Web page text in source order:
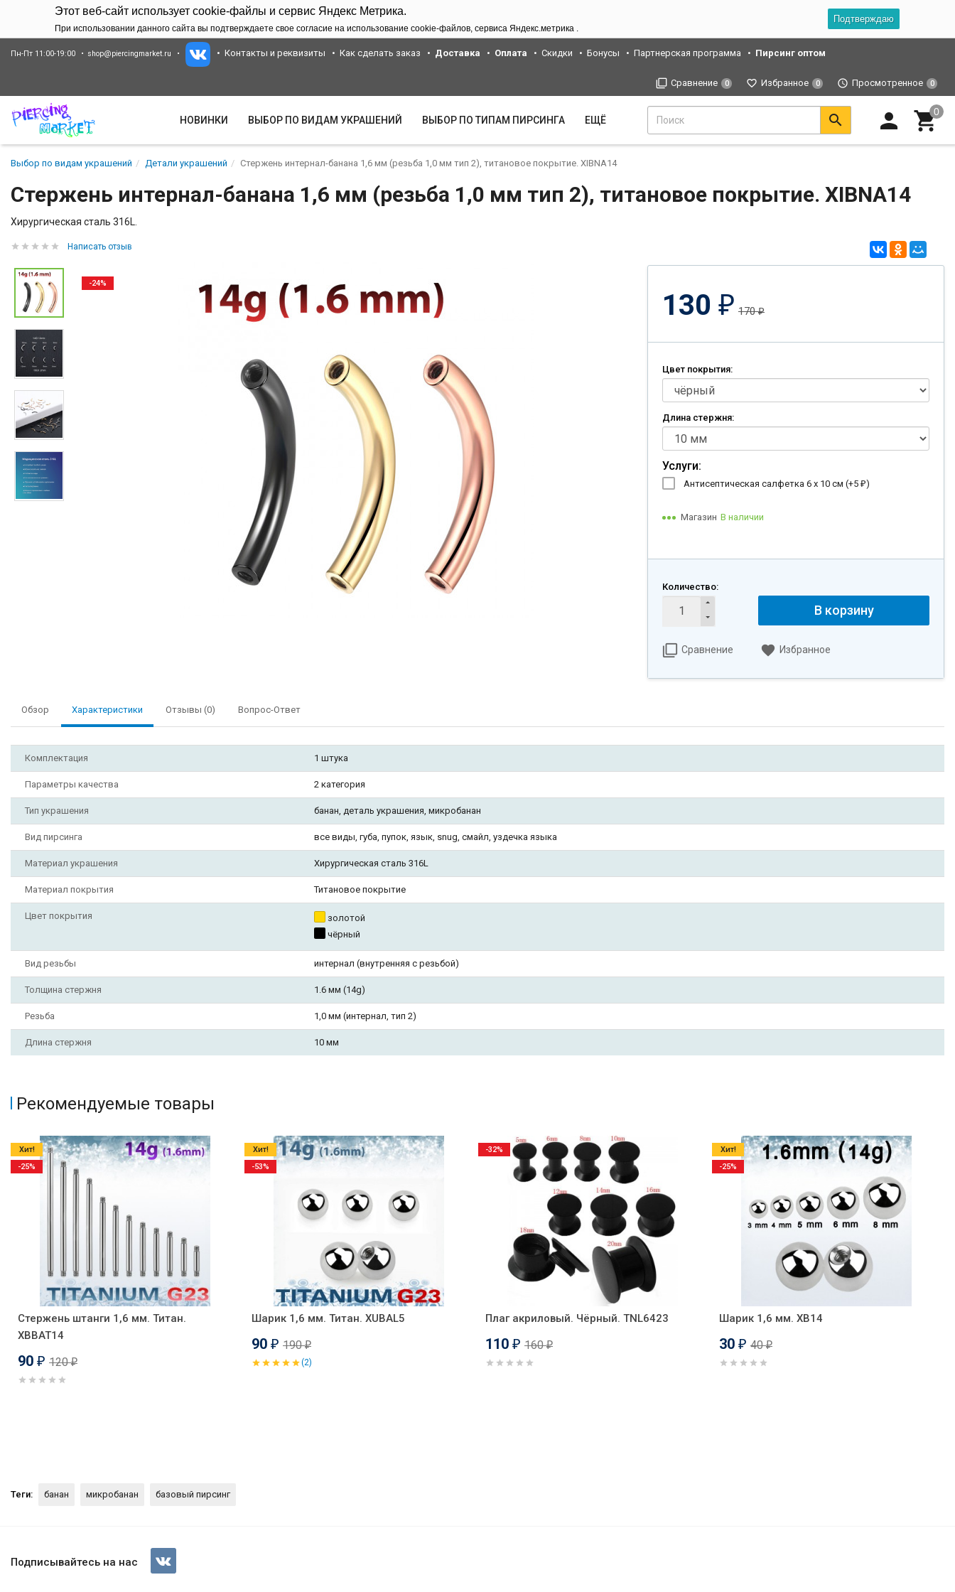
Этот веб-сайт использует cookie-файлы и сервис Яндекс Метрика.
При использовании данного сайта вы подтверждаете свое согласие на использование cookie-файлов, сервиса Яндекс.метрика .
Подтверждаю
Пн-Пт 11:00-19:00 shop@piercingmarket.ru Контакты и реквизиты Как сделать заказ Доставка Оплата Скидки Бонусы Партнерская программа Пирсинг оптом
Сравнение 0 Избранное 0 Просмотренное 0
НОВИНКИ ВЫБОР ПО ВИДАМ УКРАШЕНИЙ ВЫБОР ПО ТИПАМ ПИРСИНГА ЕЩЁ
Выбор по видам украшений Детали украшений Стержень интернал-банана 1,6 мм (резьба 1,0 мм тип 2), титановое покрытие. XIBNA14
Стержень интернал-банана 1,6 мм (резьба 1,0 мм тип 2), титановое покрытие. XIBNA14
Хирургическая сталь 316L.
Написать отзыв
-24%
130 ₽ 170₽
Цвет покрытия:
Длина стержня:
Услуги:
Антисептическая салфетка 6 х 10 см (+5 ₽)
Магазин В наличии
Количество:
В корзину
Сравнение Избранное
Обзор Характеристики Отзывы (0) Вопрос-Ответ
Комплектация 1 штука
Параметры качества 2 категория
Тип украшения банан, деталь украшения, микробанан
Вид пирсинга все виды, губа, пупок, язык, snug, смайл, уздечка языка
Материал украшения Хирургическая сталь 316L
Материал покрытия Титановое покрытие
Цвет покрытия
золотой
чёрный
Вид резьбы интернал (внутренняя с резьбой)
Толщина стержня 1.6 мм (14g)
Резьба 1,0 мм (интернал, тип 2)
Длина стержня 10 мм
Рекомендуемые товары
Стержень штанги 1,6 мм. Титан.
XBBAT14
90 ₽ 120₽
Хит!
-25%
Шарик 1,6 мм. Титан. XUBAL5
90 ₽ 190₽
(2)
Хит!
-53%
Плаг акриловый. Чёрный. TNL6423
110 ₽ 160₽
-32%
Шарик 1,6 мм. XB14
30 ₽ 40₽
Хит!
-25%
Теги: банан микробанан базовый пирсинг
Стержень интернал-банана 1,6 мм (резьба 1,0 мм тип 2), титановое
покрытие. XIBNA14
Подписывайтесь на нас